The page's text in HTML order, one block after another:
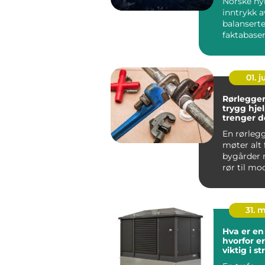
inntrykk
opplever
01.
trygg
trenger
En
møter alt
bygårder
rør til
avansert...
31.
Hva er
hvorfor
viktig i